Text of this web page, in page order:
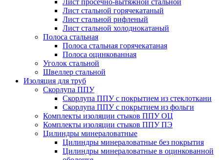
Лист просечно-вытяжной стальной
Лист стальной горячекатаный
Лист стальной рифленый
Лист стальной холоднокатаный
Полоса стальная
Полоса стальная горячекатаная
Полоса оцинкованная
Уголок стальной
Швеллер стальной
Изоляция для труб
Скорлупа ППУ
Скорлупа ППУ с покрытием из стеклоткани
Скорлупа ППУ с покрытием из фольги
Комплекты изоляции стыков ППУ ОЦ
Комплекты изоляции стыков ППУ ПЭ
Цилиндры минераловатные
Цилиндры минераловатные без покрытия
Цилиндры минераловатные в оцинкованной